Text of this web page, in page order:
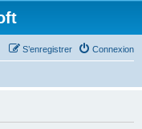
Connexion
S’enregistrer